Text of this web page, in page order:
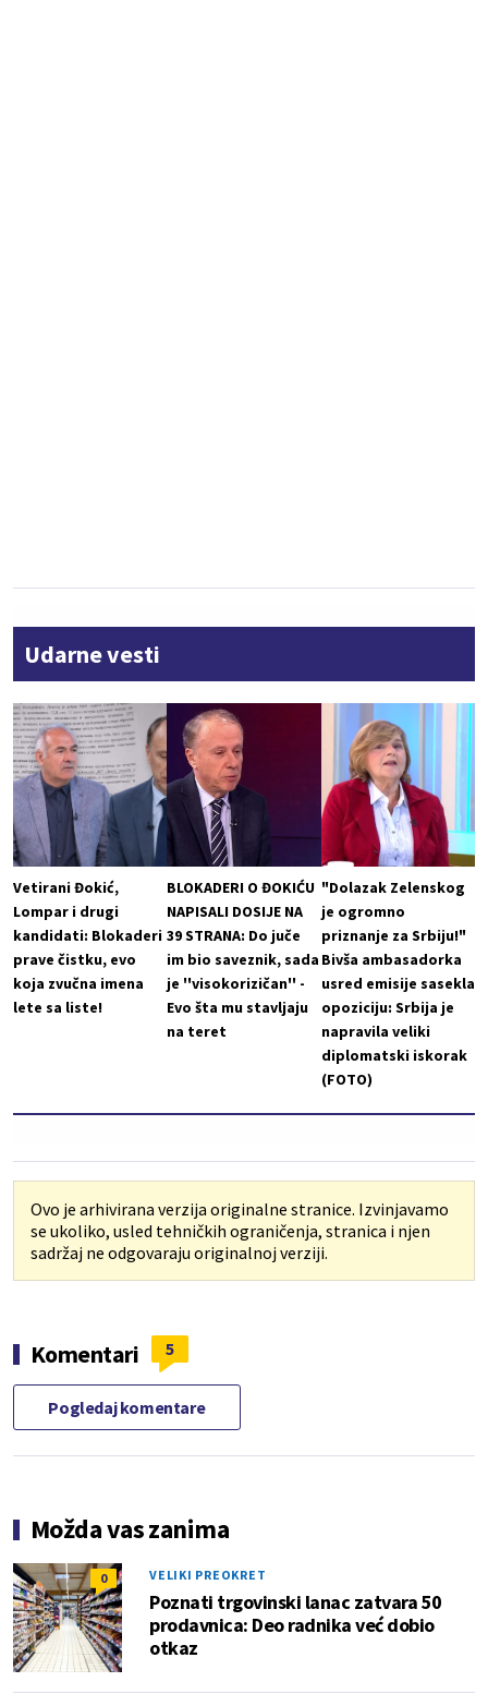
Udarne vesti
Vetirani Đokić,
Lompar i drugi
kandidati: Blokaderi
prave čistku, evo
koja zvučna imena
lete sa liste!
BLOKADERI O ĐOKIĆU
NAPISALI DOSIJE NA
39 STRANA: Do juče
im bio saveznik, sada
je ''visokorizičan'' -
Evo šta mu stavljaju
na teret
"Dolazak Zelenskog
je ogromno
priznanje za Srbiju!"
Bivša ambasadorka
usred emisije sasekla
opoziciju: Srbija je
napravila veliki
diplomatski iskorak
(FOTO)
Ovo je arhivirana verzija originalne stranice. Izvinjavamo
se ukoliko, usled tehničkih ograničenja, stranica i njen
sadržaj ne odgovaraju originalnoj verziji.
Komentari 5
Pogledaj komentare
Možda vas zanima
0 VELIKI PREOKRET
Poznati trgovinski lanac zatvara 50
prodavnica: Deo radnika već dobio
otkaz